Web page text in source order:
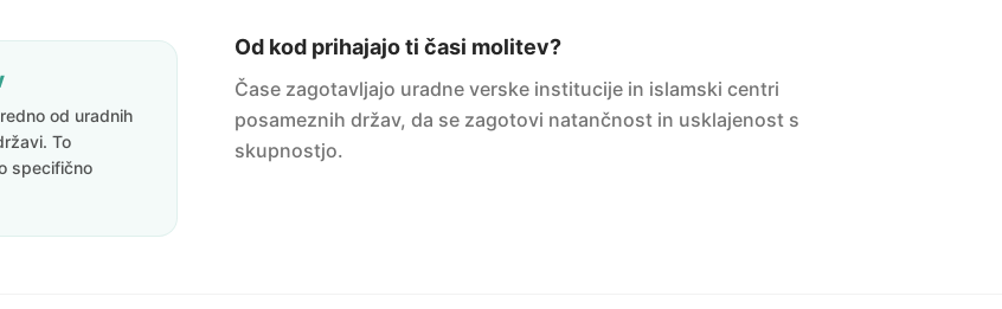
od uradnih
To
specifično
Od kod prihajajo ti časi molitev?
Čase zagotavljajo uradne verske institucije in islamski centri
posameznih držav, da se zagotovi natančnost in usklajenost s
skupnostjo.